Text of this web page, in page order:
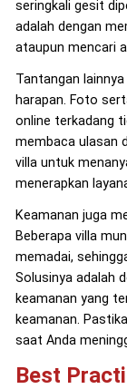
seringkali gesit
adalah dengan
ataupun mencari
Tantangan
harapan. Foto
online terkadang
membaca ulasan
villa untuk
menerapkan
Keamanan juga
Beberapa villa
memadai,
Solusinya adalah
keamanan yang
keamanan.
saat Anda
Best